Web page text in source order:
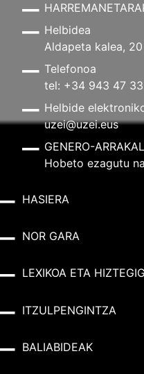
Helbidea
Aldapeta kalea,
Telefonoa
tel: +34 943 47
Helbide
uzei@uzei.eus
GENERO-
Hobeto ezagutu
HASIERA
NOR GARA
LEXIKOA ETA
ITZULPENGINTZA
BALIABIDEAK